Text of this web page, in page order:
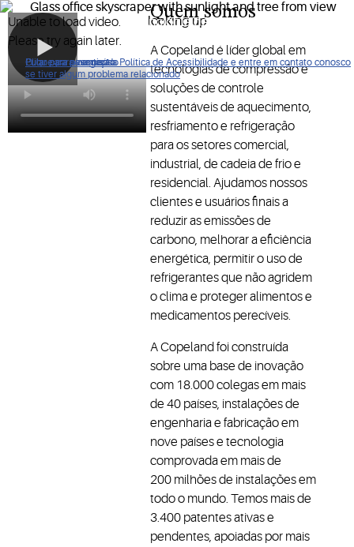
Clique para ver nossa Política de Acessibilidade e entre em contato conosco
se tiver algum problema relacionado
Pular para navegação
Pular para o conteúdo
Pular para pesquisa
Moldando o futuro da tecnologia de aquecimento,
resfriamento e refrigeração
Unable to load video.
Please try again later.
Quem somos
A Copeland é líder global em
tecnologias de compressão e
soluções de controle
sustentáveis de aquecimento,
resfriamento e refrigeração
para os setores comercial,
industrial, de cadeia de frio e
residencial. Ajudamos nossos
clientes e usuários finais a
reduzir as emissões de
carbono, melhorar a eficiência
energética, permitir o uso de
refrigerantes que não agridem
o clima e proteger alimentos e
medicamentos perecíveis.
A Copeland foi construída
sobre uma base de inovação
com 18.000 colegas em mais
de 40 países, instalações de
engenharia e fabricação em
nove países e tecnologia
comprovada em mais de
200 milhões de instalações em
todo o mundo. Temos mais de
3.400 patentes ativas e
pendentes, apoiadas por mais